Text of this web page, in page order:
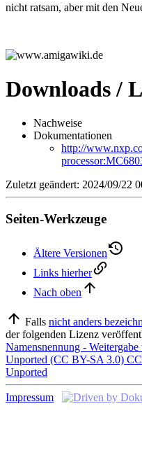
nicht ratsam, aber mit den
Downloads /
Nachweise
Dokumentationen
http://
Zuletzt geändert: 2024/09/22
Seiten-Werkzeuge
Ältere Versionen
Links hierher
Nach oben
Falls nicht anders
der folgenden Lizenz
Namensnennung -
Unported (CC BY-SA 3.0)
Unported
Impressum